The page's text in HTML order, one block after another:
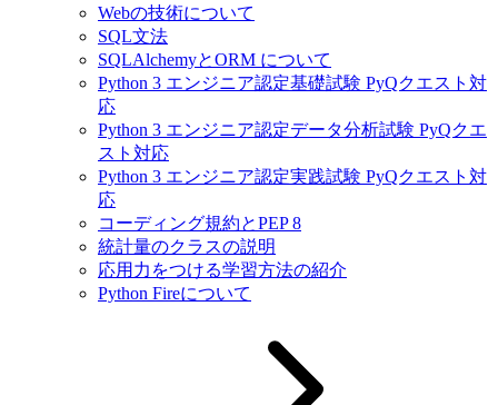
Webの技術について
SQL文法
SQLAlchemyとORM について
Python 3 エンジニア認定基礎試験 PyQクエスト対
応
Python 3 エンジニア認定データ分析試験 PyQクエ
スト対応
Python 3 エンジニア認定実践試験 PyQクエスト対
応
コーディング規約とPEP 8
統計量のクラスの説明
応用力をつける学習方法の紹介
Python Fireについて